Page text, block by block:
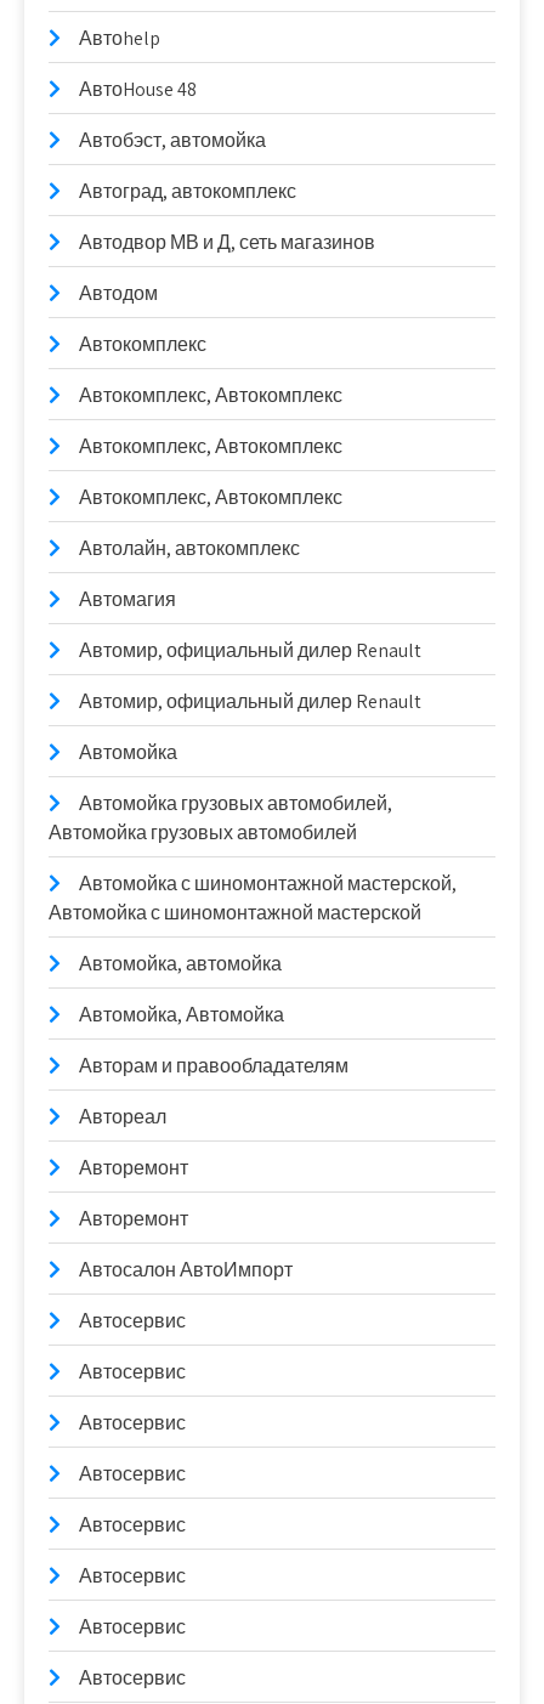
Автоhelp
АвтоHouse 48
Автобэст, автомойка
Автоград, автокомплекс
Автодвор МВ и Д, сеть магазинов
Автодом
Автокомплекс
Автокомплекс, Автокомплекс
Автокомплекс, Автокомплекс
Автокомплекс, Автокомплекс
Автолайн, автокомплекс
Автомагия
Автомир, официальный дилер Renault
Автомир, официальный дилер Renault
Автомойка
Автомойка грузовых автомобилей,
Автомойка грузовых автомобилей
Автомойка с шиномонтажной мастерской,
Автомойка с шиномонтажной мастерской
Автомойка, автомойка
Автомойка, Автомойка
Авторам и правообладателям
Автореал
Авторемонт
Авторемонт
Автосалон АвтоИмпорт
Автосервис
Автосервис
Автосервис
Автосервис
Автосервис
Автосервис
Автосервис
Автосервис